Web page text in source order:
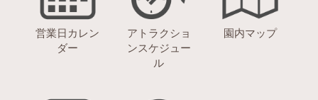
営業日カレン
ダー
アトラクショ
ンスケジュー
ル
園内マップ